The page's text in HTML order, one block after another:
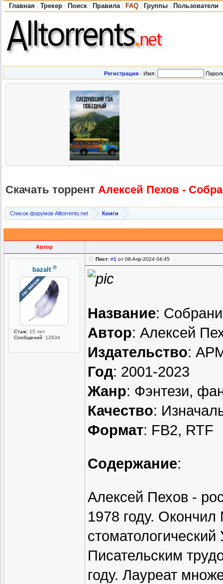
Главная Трекер Поиск Правила FAQ Группы Пользователи
Регистрация · Имя:
Скачать торрент Алексей Пехов -
Список форумов Alltorrents.net Книги
Автор
bazalt ®
Стаж: 15 лет
Сообщений: 12634
Пост: #1 от 08-Апр-2024 04:45
Название:
Автор: Алексей
Издательство:
Год: 2001-2023
Жанр: Фэнтези,
Качество:
Формат: FB2, RTF
Содержание:
Алексей Пехов -
1978 году.
Писательским
году. Лауреат